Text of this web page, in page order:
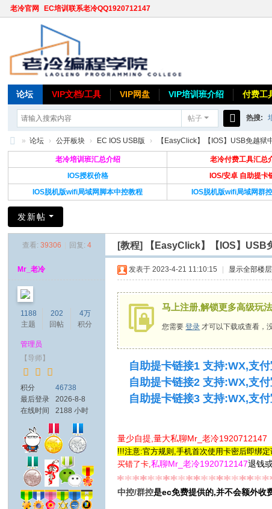
老冷官网 EC培训联系老冷QQ1920712147
论坛 VIP文档/工具 VIP网盘 VIP培训班介绍 付费工
帖子
搜
索
热搜:
坛
» 论坛 › 公开板块 › EC IOS USB版 › 【EasyClick】【IOS】USB免越狱
老冷培训班汇总介绍 老冷付费工具汇总
IOS授权价格
IOS/安卓 自助提卡
IOS脱机版wifi局域网脚本中控教程
IOS脱机版wifi局域网群
发新帖
查看: 39306 回复: 4 [教程] 【EasyClick】【IOS】USB
Mr_老冷
1188
主题
202
回帖
4万
积分
管理员
【导师】
积分
46738
最后登录
2026-8-8
在线时间
2188 小时
发表于 2023-4-21 11:10:15 显示全部楼层
马上注册,解锁更多高级玩
您需要登录 才可以下载或查看，
自助提卡链接1 支持:WX,支
自助提卡链接2 支持:WX,支
自助提卡链接3 支持:WX,支
量少自提,量大私聊Mr_老冷1920712147
!!!注意:官方规则,手机首次使用卡密后即绑
买错了卡,私聊Mr_老冷1920712147退钱
中控/群控是ec免费提供的,并不会额外收